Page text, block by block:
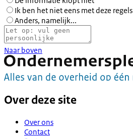
Ik ben het niet eens met deze regels
Anders, namelijk...
Naar boven
Over deze site
Over ons
Contact